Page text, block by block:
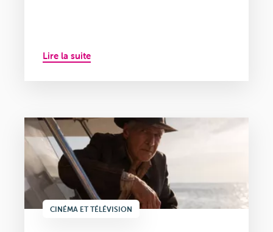
Lire la suite
CINÉMA ET TÉLÉVISION